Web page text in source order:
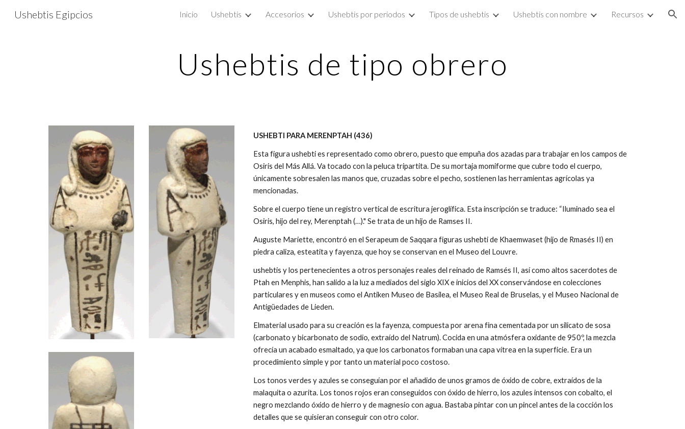
Skip to main content Skip to navigation
Ushebtis Egipcios Inicio Ushebtis Accesorios Ushebtis por periodos Tipos de ushebtis Ushebtis con nombre Recursos
Ushebtis de tipo obrero
USHEBTI PARA MERENPTAH (436)
Esta figura ushebti es representado como obrero, puesto que empuña dos azadas para trabajar en los campos de
Osiris del Más Allá. Va tocado con la peluca tripartita. De su mortaja momiforme que cubre todo el cuerpo,
únicamente sobresalen las manos que, cruzadas sobre el pecho, sostienen las herramientas agrícolas ya
mencionadas.
Sobre el cuerpo tiene un registro vertical de escritura jeroglífica. Esta inscripción se traduce: “Iluminado sea el
Osiris, hijo del rey, Merenptah (…)." Se trata de un hijo de Ramses II.
Auguste Mariette, encontró en el Serapeum de Saqqara figuras ushebti de Khaemwaset (hijo de Rmasés II) en
piedra caliza, esteatita y fayenza, que hoy se conservan en el Museo del Louvre.
ushebtis y los pertenecientes a otros personajes reales del reinado de Ramsés II, así como altos sacerdotes de
Ptah en Menphis, han salido a la luz a mediados del siglo XIX e inicios del XX conservándose en colecciones
particulares y en museos como el Antiken Museo de Basilea, el Museo Real de Bruselas, y el Museo Nacional de
Antigüedades de Lieden.
Elmaterial usado para su creación es la fayenza, compuesta por arena fina cementada por un silicato de sosa
(carbonato y bicarbonato de sodio, extraído del Natrum). Cocida en una atmósfera oxidante de 950º, la mezcla
ofrecía un acabado esmaltado, ya que los carbonatos formaban una capa vítrea en la superficie. Era un
procedimiento simple y por tanto un material poco costoso.
Los tonos verdes y azules se conseguían por el añadido de unos gramos de óxido de cobre, extraídos de la
malaquita o azurita. Los tonos rojos eran conseguidos con óxido de hierro, los azules intensos con cobalto, el
negro mezclando óxido de hierro y de magnesio con agua. Bastaba pintar con un pincel antes de la cocción los
detalles que se quisieran conseguir con otro color.